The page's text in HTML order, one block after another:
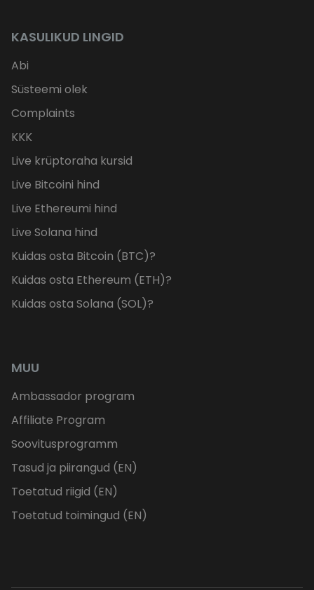
KASULIKUD LINGID
Abi
Süsteemi olek
Complaints
KKK
Live krüptoraha kursid
Live Bitcoini hind
Live Ethereumi hind
Live Solana hind
Kuidas osta Bitcoin (BTC)?
Kuidas osta Ethereum (ETH)?
Kuidas osta Solana (SOL)?
MUU
Ambassador program
Affiliate Program
Soovitusprogramm
Tasud ja piirangud (EN)
Toetatud riigid (EN)
Toetatud toimingud (EN)